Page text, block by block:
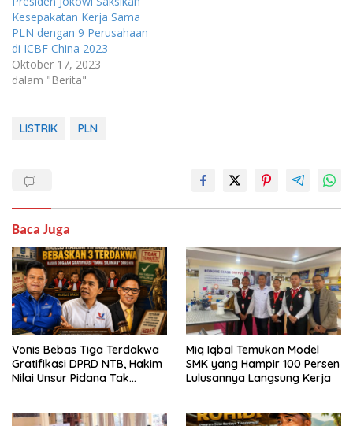
Kesepakatan Kerja Sama
PLN dengan 9 Perusahaan
di ICBF China 2023
Oktober 17, 2023
dalam "Berita"
LISTRIK PLN
Baca Juga
Vonis Bebas Tiga Terdakwa
Gratifikasi DPRD NTB, Hakim
Nilai Unsur Pidana Tak
Miq Iqbal Temukan Model
SMK yang Hampir 100 Persen
Lulusannya Langsung Kerja